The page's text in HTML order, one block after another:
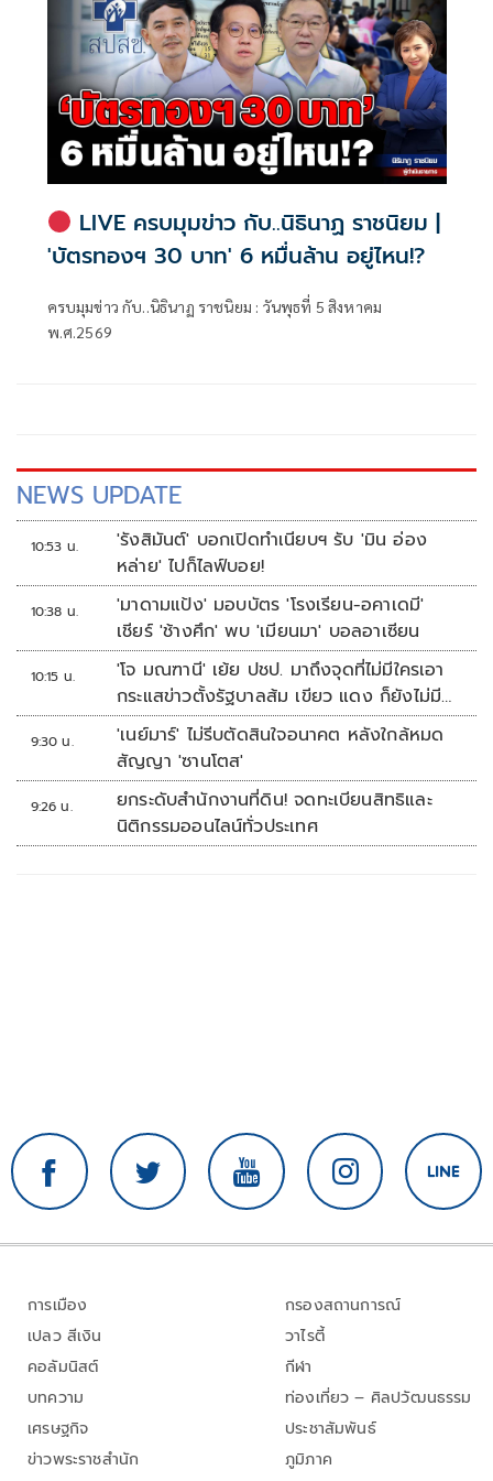
LIVE ครบมุมข่าว กับ..นิธินาฏ ราชนิยม |
'บัตรทองฯ 30 บาท' 6 หมื่นล้าน อยู่ไหน!?
ครบมุมข่าว กับ..นิธินาฏ ราชนิยม : วันพุธที่ 5 สิงหาคม
พ.ศ.2569
NEWS UPDATE
10:53 น.
'รังสิมันต์' บอกเปิดทำเนียบฯ รับ 'มิน อ่อง
หล่าย' ไปก็ไลฟ์บอย!
10:38 น.
'มาดามแป้ง' มอบบัตร 'โรงเรียน-อคาเดมี'
เชียร์ 'ช้างศึก' พบ 'เมียนมา' บอลอาเซียน
10:15 น.
'โจ มณฑานี' เย้ย ปชป. มาถึงจุดที่ไม่มีใครเอา
กระแสข่าวตั้งรัฐบาลส้ม เขียว แดง ก็ยังไม่มีฟ้า
เลย
9:30 น.
'เนย์มาร์' ไม่รีบตัดสินใจอนาคต หลังใกล้หมด
สัญญา 'ซานโตส'
9:26 น.
ยกระดับสำนักงานที่ดิน! จดทะเบียนสิทธิและ
นิติกรรมออนไลน์ทั่วประเทศ
การเมือง
เปลว สีเงิน
คอลัมนิสต์
บทความ
เศรษฐกิจ
ข่าวพระราชสำนัก
กรองสถานการณ์
วาไรตี้
กีฬา
ท่องเที่ยว – ศิลปวัฒนธรรม
ประชาสัมพันธ์
ภูมิภาค